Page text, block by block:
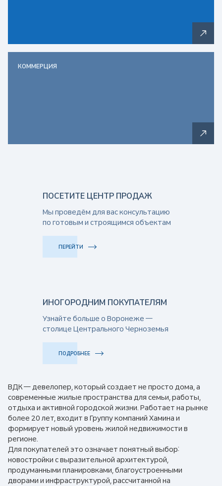
КОММЕРЦИЯ
ПОСЕТИТЕ ЦЕНТР ПРОДАЖ
Мы проведём для вас консультацию
по готовым и строящимся объектам
ПЕРЕЙТИ
ИНОГОРОДНИМ ПОКУПАТЕЛЯМ
Узнайте больше о Воронеже —
столице Центрального Черноземья
ПОДРОБНЕЕ
ВДК — девелопер, который создает не просто дома, а
современные жилые пространства для семьи, работы,
отдыха и активной городской жизни. Работает на рынке
более 20 лет, входит в Группу компаний Хамина и
формирует новый уровень жилой недвижимости в
регионе.
Для покупателей это означает понятный выбор:
новостройки с выразительной архитектурой,
продуманными планировками, благоустроенными
дворами и инфраструктурой, рассчитанной на